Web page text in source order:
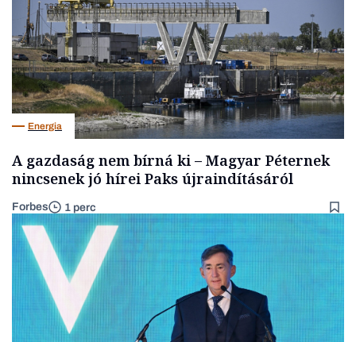
Energia
A gazdaság nem bírná ki – Magyar Péternek
nincsenek jó hírei Paks újraindításáról
Forbes 1 perc